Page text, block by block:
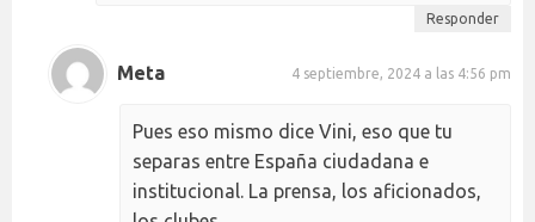
Responder
Meta 4 septiembre, 2024 a las 4:56 pm
Pues eso mismo dice Vini, eso que tu
separas entre España ciudadana e
institucional. La prensa, los aficionados,